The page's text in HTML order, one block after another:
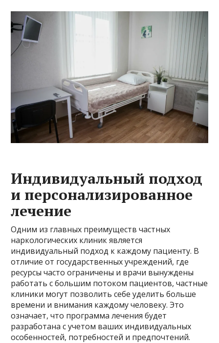
Индивидуальный подход
и персонализированное
лечение
Одним из главных преимуществ частных
наркологических клиник является
индивидуальный подход к каждому пациенту. В
отличие от государственных учреждений, где
ресурсы часто ограничены и врачи вынуждены
работать с большим потоком пациентов, частные
клиники могут позволить себе уделить больше
времени и внимания каждому человеку. Это
означает, что программа лечения будет
разработана с учетом ваших индивидуальных
особенностей, потребностей и предпочтений.